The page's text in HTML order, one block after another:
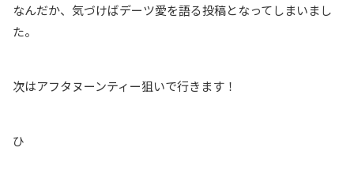
なんだか、気づけばデーツ愛を語る投稿となってしまいまし
た。
次はアフタヌーンティー狙いで行きます！
ひ